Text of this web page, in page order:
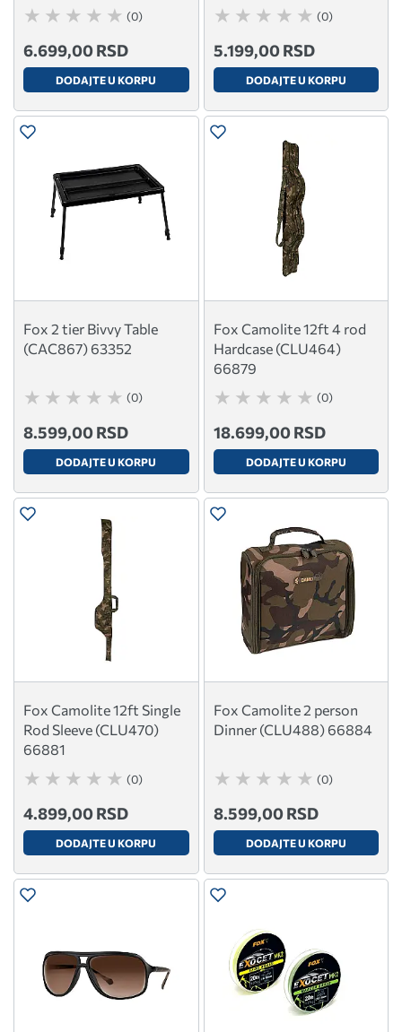
(0)
6.699,00 RSD
DODAJTE U KORPU
(0)
5.199,00 RSD
DODAJTE U KORPU
Fox 2 tier Bivvy Table
(CAC867) 63352
(0)
8.599,00 RSD
DODAJTE U KORPU
Fox Camolite 12ft 4 rod
Hardcase (CLU464)
66879
(0)
18.699,00 RSD
DODAJTE U KORPU
Fox Camolite 12ft Single
Rod Sleeve (CLU470)
66881
(0)
4.899,00 RSD
DODAJTE U KORPU
Fox Camolite 2 person
Dinner (CLU488) 66884
(0)
8.599,00 RSD
DODAJTE U KORPU